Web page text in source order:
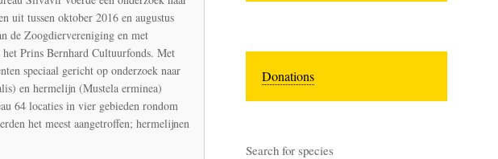
was
vrijwel
afwezig
een
studie
naar
kleine
marterachtigen
uit tussen oktober 2016 en augustus
de Zoogdiervereniging en met
Prins Bernhard Cultuurfonds. Met
speciaal gericht op onderzoek naar
en hermelijn (Mustela erminea)
64 locaties in vier gebieden rondom
het meest aangetroffen; hermelijnen
Donations
Search for species